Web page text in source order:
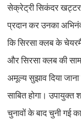
सेक्रेट्री सिकंदर खट्टर
प्रदान कर उनका
कि सिरसा क्लब के
और सिरसा क्लब की
अमूल्य सुझाव दिया
साबित होगा।
चुनावों के बाद चुनी गई